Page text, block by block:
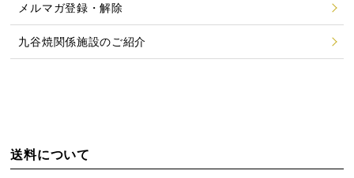
メルマガ登録・解除
九谷焼関係施設のご紹介
送料について